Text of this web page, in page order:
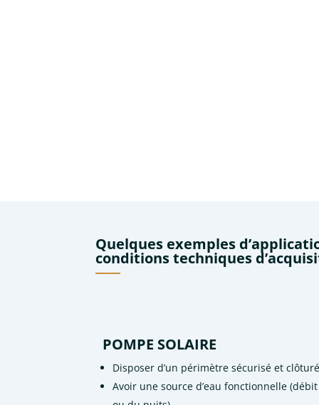
Quelques exemples
conditions techniques
POMPE SOLAIRE
Disposer d’un périmètre sécurisé et
Avoir une source d’eau fonctionnelle